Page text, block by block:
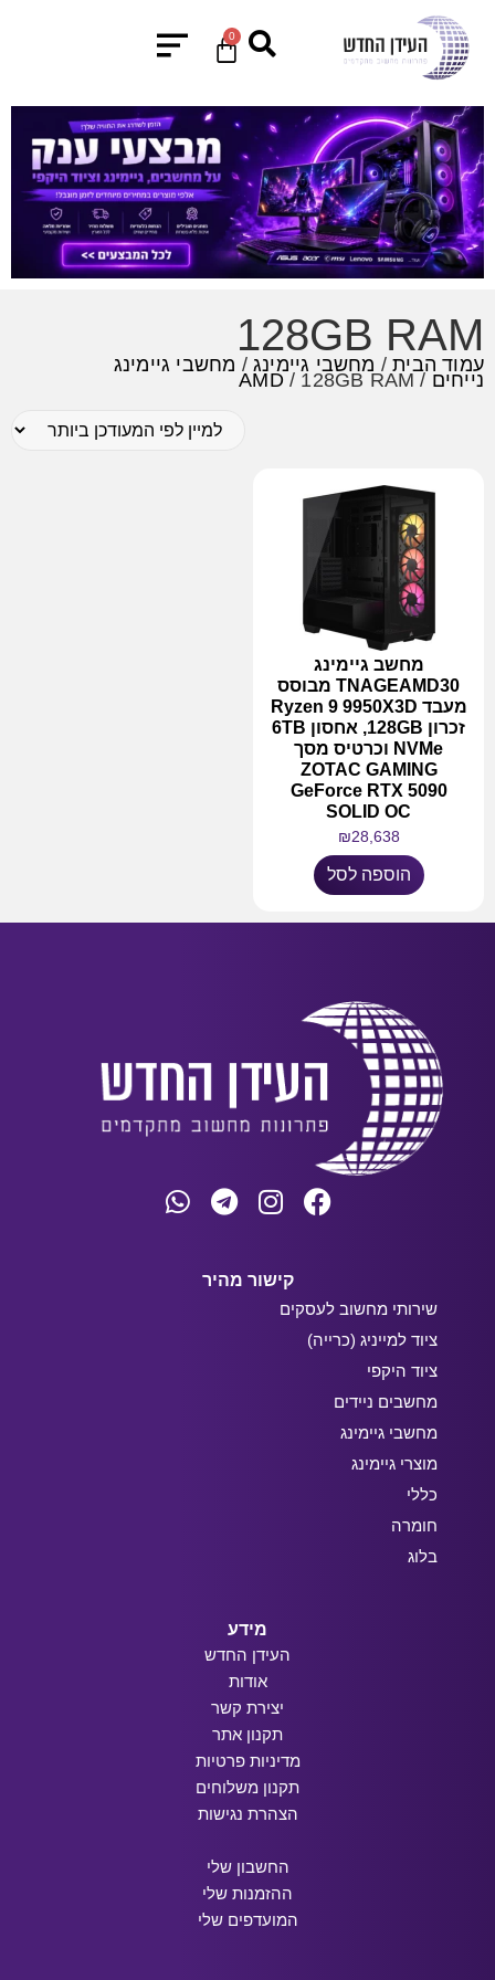
0
128GB RAM
עמוד הבית/ מחשבי גיימינג / מחשבי גיימינג
נייחים /
AMD/ 128GB RAM
מחשב גיימינג
TNAGEAMD30 מבוסס
מעבד Ryzen 9 9950X3D
זכרון 128GB, אחסון 6TB
NVMe וכרטיס מסך
ZOTAC GAMING
GeForce RTX 5090
SOLID OC
₪28,638
הוספה לסל
קישור מהיר
שירותי מחשוב לעסקים
ציוד למייניג (כרייה)
ציוד היקפי
מחשבים ניידים
מחשבי גיימינג
מוצרי גיימינג
כללי
חומרה
בלוג
מידע
העידן החדש
אודות
יצירת קשר
תקנון אתר
מדיניות פרטיות
תקנון משלוחים
הצהרת נגישות
החשבון שלי
ההזמנות שלי
המועדפים שלי